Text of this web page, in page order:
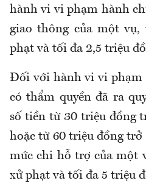
hành vi vi phạm hành
giao thông của một
phạt và tối đa 2,5 triệu
Đối với hành vi vi phạm
có thẩm quyền đã ra
số tiền từ 30 triệu đồng
hoặc từ 60 triệu đồng
mức chi hỗ trợ của một
xử phạt và tối đa 5 triệu